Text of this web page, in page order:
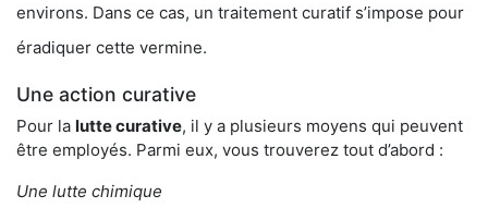
environs. Dans ce cas, un traitement curatif s’impose pour
éradiquer cette vermine.
Une action curative
Pour la lutte curative, il y a plusieurs moyens qui peuvent
être employés. Parmi eux, vous trouverez tout d’abord :
Une lutte chimique